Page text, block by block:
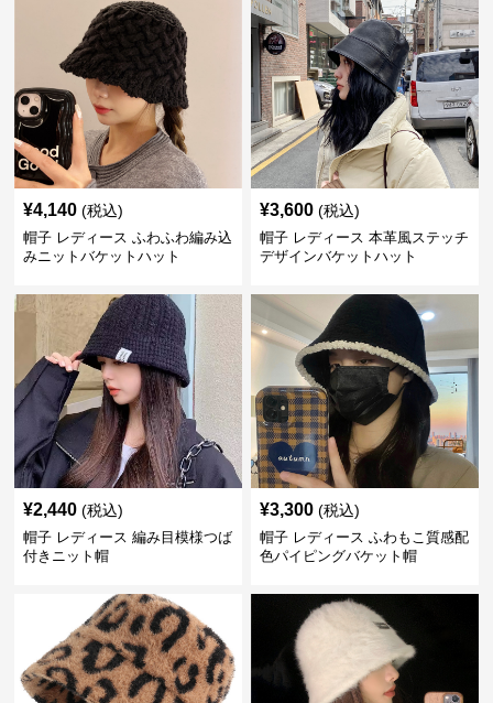
¥4,140 (税込)
帽子 レディース ふわふわ編み込
みニットバケットハット
¥3,600 (税込)
帽子 レディース 本革風ステッチ
デザインバケットハット
¥2,440 (税込)
帽子 レディース 編み目模様つば
付きニット帽
¥3,300 (税込)
帽子 レディース ふわもこ質感配
色パイピングバケット帽